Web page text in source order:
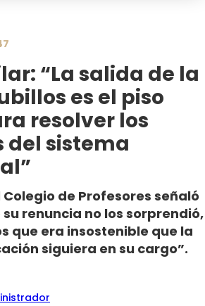
“La salida de la
es el piso
resolver los
del sistema
de Profesores señaló
renuncia no los sorprendió,
que era insostenible que la
siguiera en su cargo”.